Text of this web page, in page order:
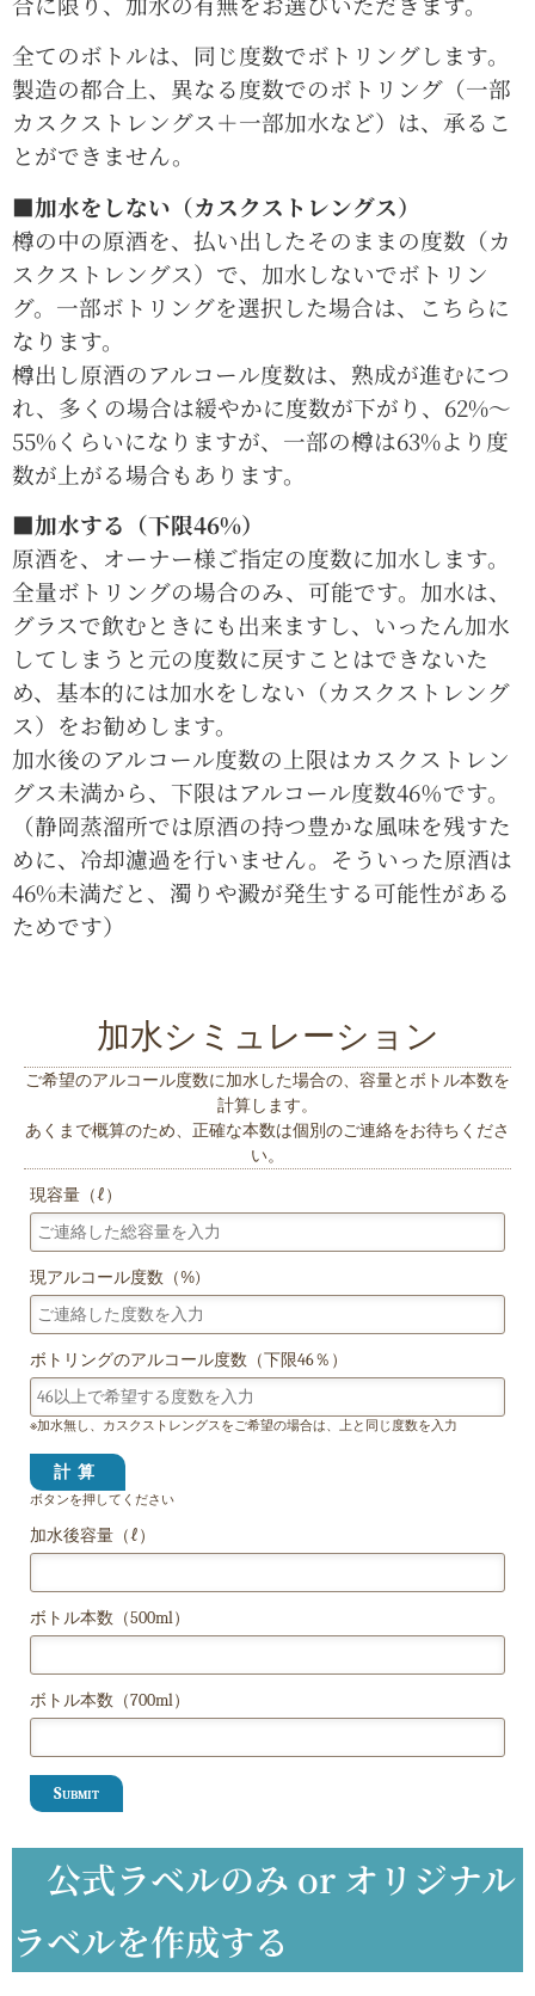
全てのボトルは、同じ度数でボトリングします。
製造の都合上、異なる度数でのボトリング（一部
カスクストレングス＋一部加水など）は、承るこ
とができません。
■加水をしない（カスクストレングス）
樽の中の原酒を、払い出したそのままの度数（カ
スクストレングス）で、加水しないでボトリン
グ。一部ボトリングを選択した場合は、こちらに
なります。
樽出し原酒のアルコール度数は、熟成が進むにつ
れ、多くの場合は緩やかに度数が下がり、62%〜
55%くらいになりますが、一部の樽は63%より度
数が上がる場合もあります。
■加水する（下限46%）
原酒を、オーナー様ご指定の度数に加水します。
全量ボトリングの場合のみ、可能です。加水は、
グラスで飲むときにも出来ますし、いったん加水
してしまうと元の度数に戻すことはできないた
め、基本的には加水をしない（カスクストレング
ス）をお勧めします。
加水後のアルコール度数の上限はカスクストレン
グス未満から、下限はアルコール度数46％です。
（静岡蒸溜所では原酒の持つ豊かな風味を残すた
めに、冷却濾過を行いません。そういった原酒は
46%未満だと、濁りや澱が発生する可能性がある
ためです）
加水シミュレーション
ご希望のアルコール度数に加水した場合の、容量とボトル本数を
計算します。
あくまで概算のため、正確な本数は個別のご連絡をお待ちくださ
い。
現容量（ℓ）
現アルコール度数（%)
ボトリングのアルコール度数（下限46％）
※加水無し、カスクストレングスをご希望の場合は、上と同じ度数を入力
ボタンを押してください
加水後容量（ℓ）
ボトル本数（500ml）
ボトル本数（700ml）
Submit
公式ラベルのみ or オリジナル
ラベルを作成する